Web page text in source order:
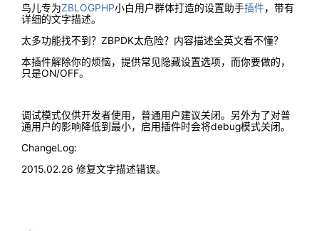
鸟儿专为ZBLOGPHP小白用户群体打造的设置助手插件，带有
详细的文字描述。
太多功能找不到？ZBPDK太危险？内容描述全英文看不懂？
本插件解除你的烦恼，提供常见隐藏设置选项，而你要做的，
只是ON/OFF。
调试模式仅供开发者使用，普通用户建议关闭。另外为了对普
通用户的影响降低到最小，启用插件时会将debug模式关闭。
ChangeLog:
2015.02.26 修复文字描述错误。